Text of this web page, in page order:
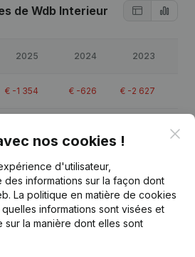
de Wdb Interieur
2025 2024 2023
€ -1 354 € -626 € -2 627
-690 € 60
0,2
nos cookies !
d'utilisateur,
informations sur la façon dont
La politique en matière de cookies
informations sont visées et
la manière dont elles sont